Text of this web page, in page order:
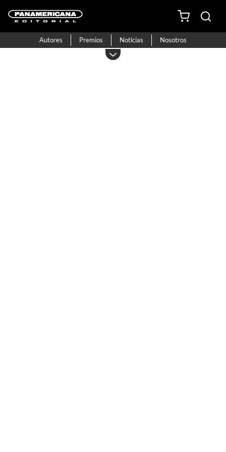
Autores Premios Noticias Nosotros